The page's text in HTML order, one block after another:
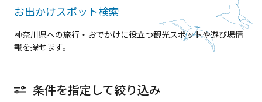
お出かけスポット検索
神奈川県への旅行・おでかけに役立つ観光スポットや遊び場情
報を探せます。
条件を指定して絞り込み